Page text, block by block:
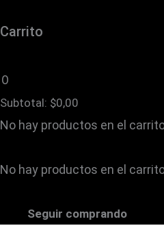
Carrito
0
Subtotal: $0,00
No hay productos en el
No hay productos en el
Seguir comprando